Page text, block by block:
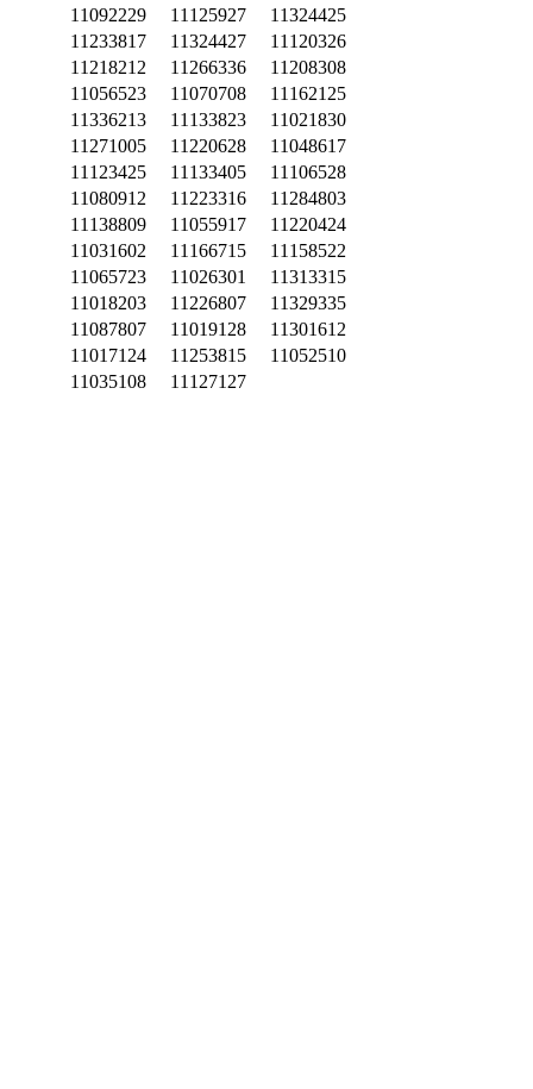
11092229
11125927
11324425
11233817
11324427
11120326
11218212
11266336
11208308
11056523
11070708
11162125
11336213
11133823
11021830
11271005
11220628
11048617
11123425
11133405
11106528
11080912
11223316
11284803
11138809
11055917
11220424
11031602
11166715
11158522
11065723
11026301
11313315
11018203
11226807
11329335
11087807
11019128
11301612
11017124
11253815
11052510
11035108
11127127